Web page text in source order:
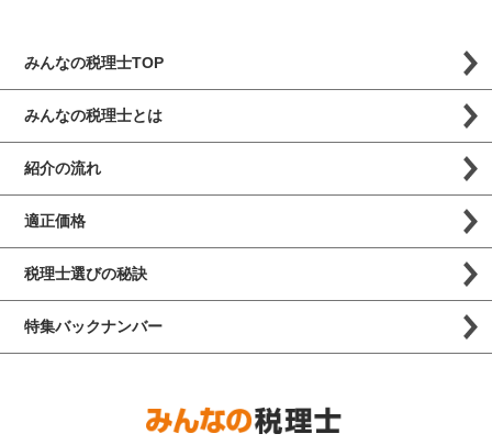
みんなの税理士TOP
みんなの税理士とは
紹介の流れ
適正価格
税理士選びの秘訣
特集バックナンバー